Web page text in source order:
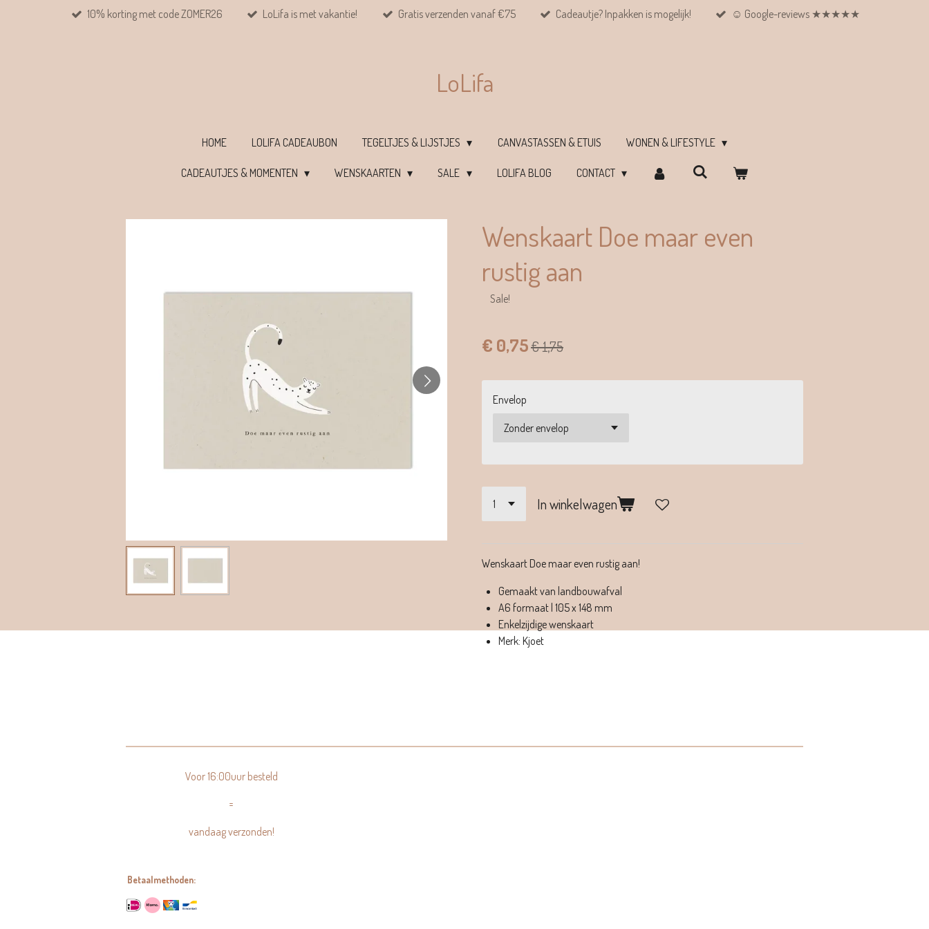
10% korting met code ZOMER26 LoLifa is met vakantie! Gratis verzenden vanaf €75 Cadeautje? Inpakken is mogelijk! ☺︎ Google-reviews ★★★★★
LoLifa
HOME LOLIFA CADEAUBON TEGELTJES & LIJSTJES CANVASTASSEN & ETUIS WONEN & LIFESTYLE
CADEAUTJES & MOMENTEN WENSKAARTEN SALE LOLIFA BLOG CONTACT
Wenskaart Doe maar even
rustig aan
Sale!
€ 0,75€ 1,75
Envelop
In winkelwagen
Wenskaart Doe maar even rustig aan!
Gemaakt van landbouwafval
A6 formaat | 105 x 148 mm
Enkelzijdige wenskaart
Merk: Kjoet
Voor 16:00uur besteld
=
vandaag verzonden!
Betaalmethoden: